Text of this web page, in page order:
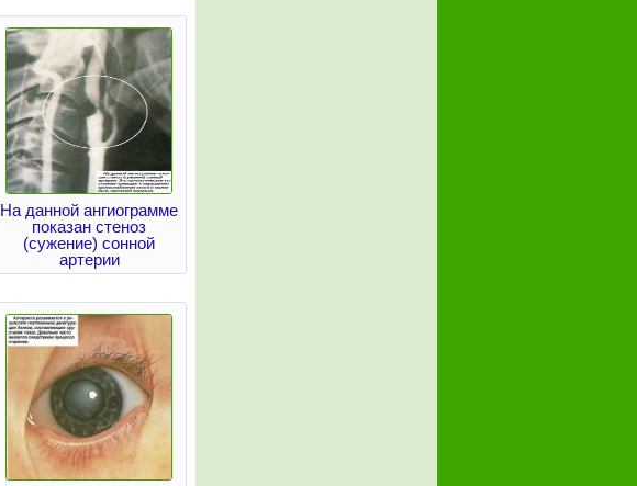
На данной ангиограмме
показан стеноз
(сужение) сонной
артерии